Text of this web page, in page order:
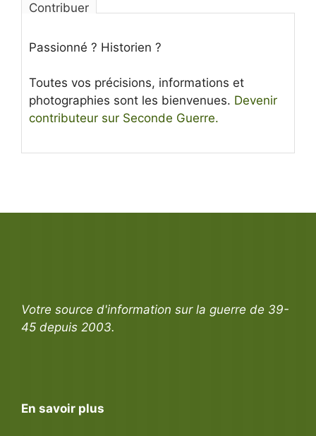
Contribuer
Passionné ? Historien ?
Toutes vos précisions, informations et
photographies sont les bienvenues. Devenir
contributeur sur Seconde Guerre.
Votre source d'information sur la guerre de 39-
45 depuis 2003.
En savoir plus